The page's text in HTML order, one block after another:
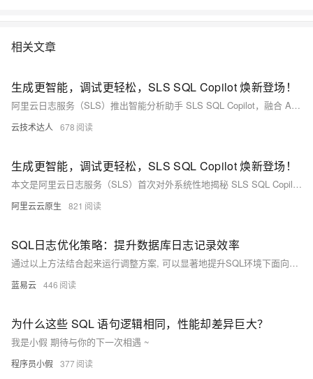
相关文章
生成更智能，调试更轻松，SLS SQL Copilot 焕新登场！
阿里云日志服务（SLS）推出智能分析助手 SLS SQL Copilot，融合 AI 技术与日志分析最佳实践，将自然语言转换为 SQL 查询，降低使用门槛，提升查询效率。其具备原生集成、智能语义理解与高效执行能力，助力用户快速洞察日志数据价值，实现智能化日志分析新体验。
云技术达人 678
生成更智能，调试更轻松，SLS SQL Copilot 焕新登场！
本文是阿里云日志服务（SLS）首次对外系统性地揭秘 SLS SQL Copilot 背后的产品理念、架构设计与核心技术积淀。我们将带你深入了解，这一智能分析助手如何从用户真实需求出发，融合前沿 AI 能力与 SLS 十余年日志分析最佳实践，打造出面向未来的智能化日志分析体验。
阿里云云原生 821
SQL日志优化策略：提升数据库日志记录效率
通过以上方法结合起来运行调整方案, 可以显著地提升SQL环境下面向各种搜索引擎服务平台所需要满足标准条件下之数据库登记作业流程综合表现; 同时还能确保系统稳健运行并满越用户体验预期目标.
蓝易云 446
为什么这些 SQL 语句逻辑相同，性能却差异巨大？
我是小假 期待与你的下一次相遇 ~
程序员小假 377